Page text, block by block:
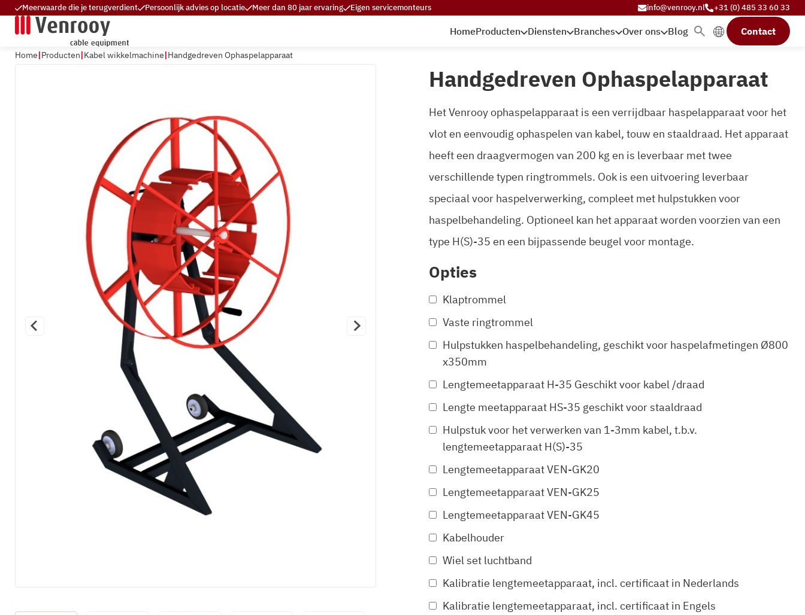
Meerwaarde die je terugverdient Persoonlijk advies op locatie Meer dan 80 jaar ervaring Eigen servicemonteurs info@venrooy.nl +31 (0) 485 33 60 33
HomeProducten Diensten Branches Over ons Blog Contact
Home Producten Kabel wikkelmachine Handgedreven Ophaspelapparaat
Handgedreven Ophaspelapparaat
Het Venrooy ophaspelapparaat is een verrijdbaar haspelapparaat voor het
vlot en eenvoudig ophaspelen van kabel, touw en staaldraad. Het apparaat
heeft een draagvermogen van 200 kg en is leverbaar met twee
verschillende typen ringtrommels. Ook is een uitvoering leverbaar
speciaal voor haspelverwerking, compleet met hulpstukken voor
haspelbehandeling. Optioneel kan het apparaat worden voorzien van een
type H(S)-35 en een bijpassende beugel voor montage.
Opties
Klaptrommel
Vaste ringtrommel
Hulpstukken haspelbehandeling, geschikt voor haspelafmetingen Ø800
x350mm
Lengtemeetapparaat H-35 Geschikt voor kabel /draad
Lengte meetapparaat HS-35 geschikt voor staaldraad
Hulpstuk voor het verwerken van 1-3mm kabel, t.b.v.
lengtemeetapparaat H(S)-35
Lengtemeetapparaat VEN-GK20
Lengtemeetapparaat VEN-GK25
Lengtemeetapparaat VEN-GK45
Kabelhouder
Wiel set luchtband
Kalibratie lengtemeetapparaat, incl. certificaat in Nederlands
Kalibratie lengtemeetapparaat, incl. certificaat in Engels